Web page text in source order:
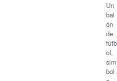
Un
bal
ón
de
fútb
ol,
sím
bol